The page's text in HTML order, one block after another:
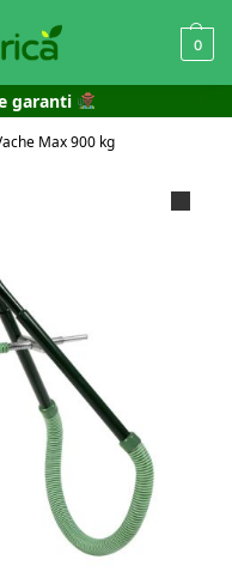
0
garanti
Max 900 kg